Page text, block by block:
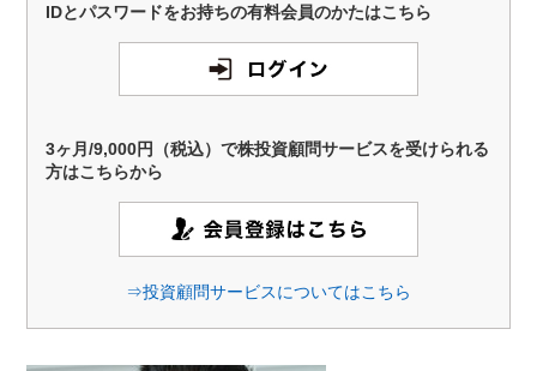
IDとパスワードをお持ちの有料会員のかたはこちら
3ヶ月/9,000円（税込）で株投資顧問サービスを受けられる
方はこちらから
⇒投資顧問サービスについてはこちら